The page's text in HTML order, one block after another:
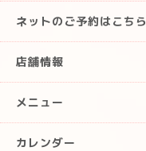
ネットのご予約はこちら
店舗情報
メニュー
カレンダー